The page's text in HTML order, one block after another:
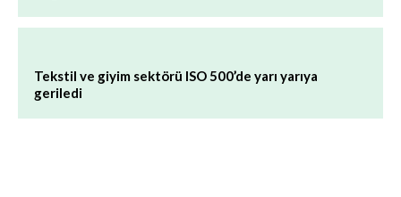
Tekstil ve giyim sektörü ISO 500’de yarı yarıya
geriledi